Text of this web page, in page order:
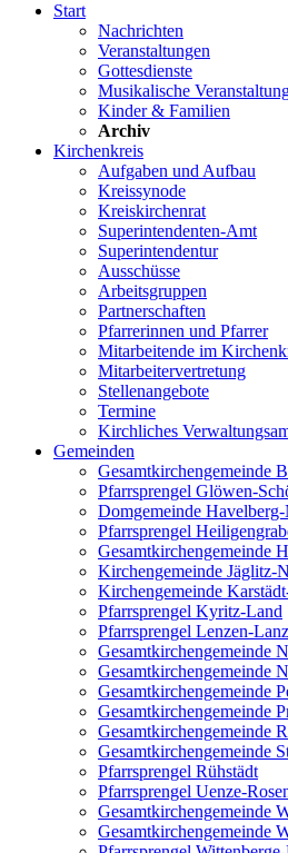
Start
Nachrichten
Veranstaltungen
Gottesdienste
Musikalische
Kinder & Familien
Archiv
Kirchenkreis
Aufgaben und Aufbau
Kreissynode
Kreiskirchenrat
Superintendenten-Amt
Superintendentur
Ausschüsse
Arbeitsgruppen
Partnerschaften
Pfarrerinnen und Pfarrer
Mitarbeitende im
Mitarbeitervertretung
Stellenangebote
Termine
Kirchliches
Gemeinden
Gesamtkirchengemeinde
Pfarrsprengel Glöwen-
Domgemeinde
Pfarrsprengel
Gesamtkirchengemeinde
Kirchengemeinde Jäglitz-
Kirchengemeinde
Pfarrsprengel Kyritz-Land
Pfarrsprengel Lenzen-
Gesamtkirchengemeinde
Gesamtkirchengemeinde
Gesamtkirchengemeinde
Gesamtkirchengemeinde
Gesamtkirchengemeinde
Gesamtkirchengemeinde
Pfarrsprengel Rühstädt
Pfarrsprengel Uenze-
Gesamtkirchengemeinde
Gesamtkirchengemeinde